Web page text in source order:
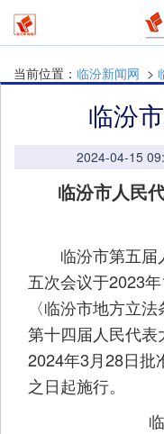
当前位置： 临汾新闻网 >
临汾
2024-04-15
临汾市人民
临汾市第五届
五次会议于2023
〈临汾市地方立
第十四届人民代
2024年3月28日批
之日起施行。
临